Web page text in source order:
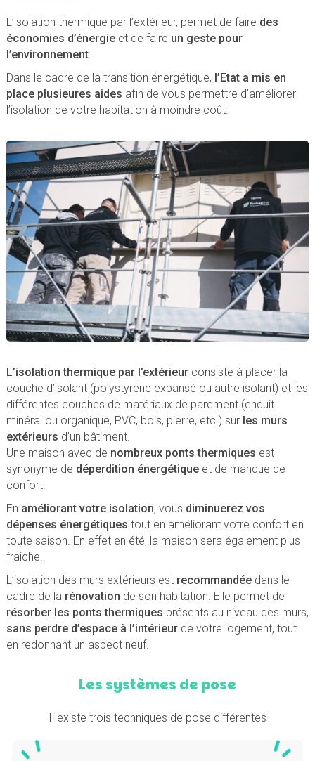
L’isolation thermique par l’extérieur, permet de faire des
économies d’énergieet de faire un geste pour
l’environnement.
Dans le cadre de la transition énergétique, l’Etat a mis en
place plusieures aides afin de vous permettre d’améliorer
l’isolation de votre habitation à moindre coût.
L’isolation thermique par l’extérieurconsiste à placer la
couche d’isolant (polystyrène expansé ou autre isolant) et les
différentes couches de matériaux de parement (enduit
minéral ou organique, PVC, bois, pierre, etc.) sur les murs
extérieurs d’un bâtiment.
Une maison avec de nombreux ponts thermiques est
synonyme de déperdition énergétiqueet de manque de
confort.
En améliorant votre isolation, vous diminuerez vos
dépenses énergétiques tout en améliorant votre confort en
toute saison. En effet en été, la maison sera également plus
fraiche.
L’isolation des murs extérieurs est recommandéedans le
cadre de la rénovation de son habitation. Elle permet de
résorber les ponts thermiques présents au niveau des murs,
sans perdre d’espace à l’intérieurde votre logement, tout
en redonnant un aspect neuf.
Les systèmes de pose
Il existe trois techniques de pose différentes